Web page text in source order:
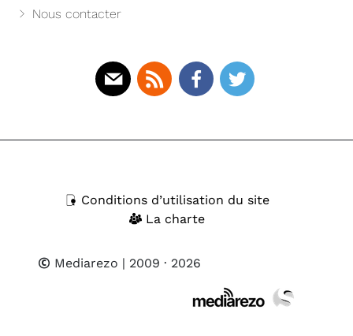
Nous contacter
Conditions d’utilisation du site
La charte
Mediarezo | 2009 · 2026